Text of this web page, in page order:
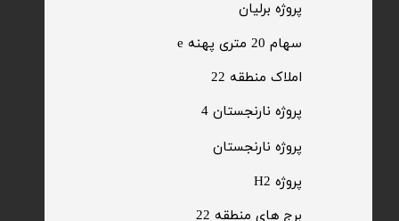
سهام 20 متری پهنه e​​​​​​​
​املاک منطقه 22
برج های منطقه 22
پروژه برلیان
پروژه H2
​پروژه نارنجستان
پروژه نارنجستان 4